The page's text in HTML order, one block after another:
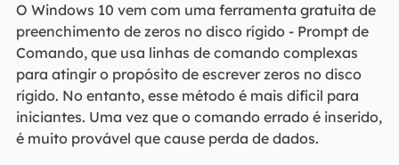
O Windows 10 vem com uma ferramenta gratuita de
preenchimento de zeros no disco rígido - Prompt de
Comando, que usa linhas de comando complexas
para atingir o propósito de escrever zeros no disco
rígido. No entanto, esse método é mais difícil para
iniciantes. Uma vez que o comando errado é inserido,
é muito provável que cause perda de dados.